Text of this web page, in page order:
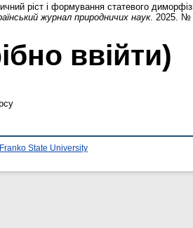
ріст і формування статевого
журнал природничих наук. 2025. №
ввійти)
State University